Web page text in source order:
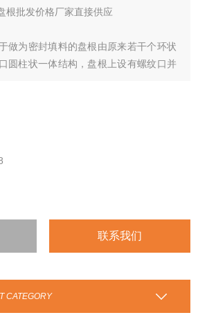
根批发价格厂家直接供应
做为密封填料的盘根由原来若干个环状
圆柱状一体结构，盘根上设有螺纹口并
头部直径是3.0 螺纹针 大电流针
联系我们
CATEGORY